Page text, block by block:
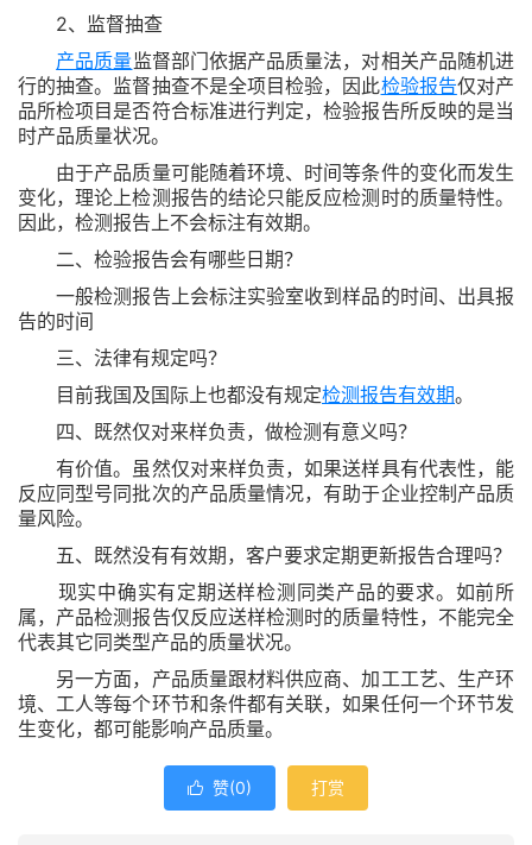
2、监督抽查
产品质量监督部门依据产品质量法，对相关产品随机进
行的抽查。监督抽查不是全项目检验，因此检验报告仅对产
品所检项目是否符合标准进行判定，检验报告所反映的是当
时产品质量状况。
由于产品质量可能随着环境、时间等条件的变化而发生
变化，理论上检测报告的结论只能反应检测时的质量特性。
因此，检测报告上不会标注有效期。
二、检验报告会有哪些日期？
一般检测报告上会标注实验室收到样品的时间、出具报
告的时间
三、法律有规定吗？
目前我国及国际上也都没有规定检测报告有效期。
四、既然仅对来样负责，做检测有意义吗？
有价值。虽然仅对来样负责，如果送样具有代表性，能
反应同型号同批次的产品质量情况，有助于企业控制产品质
量风险。
五、既然没有有效期，客户要求定期更新报告合理吗？
现实中确实有定期送样检测同类产品的要求。如前所
属，产品检测报告仅反应送样检测时的质量特性，不能完全
代表其它同类型产品的质量状况。
另一方面，产品质量跟材料供应商、加工工艺、生产环
境、工人等每个环节和条件都有关联，如果任何一个环节发
生变化，都可能影响产品质量。
 赞(0) 打赏